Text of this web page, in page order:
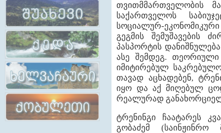
ტრენინგები ადგილობრივი
განმანათლებლებისათვის
მაჟორიტარმა კანდიდატებმა
„კარგი მმართველობის
დეკლარაციას“ საჯაროდ
ხელი მოაწერეს
თვითმმართველობის
საქართველოს
სოციალურ-
გეგმის შემუშავების
პასპორტის
ასე შემდეგ. თეორიული
იმიტირებულ
თავად აცხადებენ,
იყო და აქ მიღებულ
რეალურად
ტრენინგი ჩაატარეს
გობაძემ (საინჟინრო